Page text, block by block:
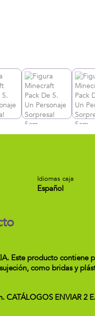
Idiomas caja
Español
Este producto
como bridas y
CATÁLOGOS ENVIAR 2